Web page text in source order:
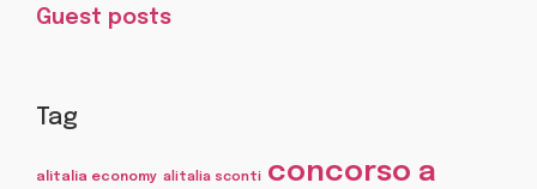
Guest posts
Tag
alitalia economy alitalia sconti concorso a